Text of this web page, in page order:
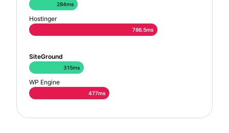
284ms
Hostinger
786.5ms
SiteGround
315ms
WP Engine
477ms